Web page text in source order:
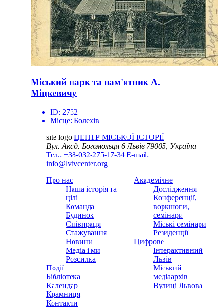
Міський парк та пам'ятник А.
Міцкевичу
ID: 2732
Місце: Болехів
site logo ЦЕНТР МІСЬКОЇ ІСТОРІЇ
Вул. Акад. Богомольця 6Львів 79005, Україна
Тел.: +38-032-275-17-34 E-mail:
info@lvivcenter.org
Про нас
Наша історія та
цілі
Команда
Будинок
Співпраця
Стажування
Новини
Медіа і ми
Розсилка
Події
Бібліотека
Календар
Крамниця
Контакти
Академічне
Дослідження
Конференції,
воркшопи,
семінари
Міські семінари
Резиденції
Цифрове
Інтерактивний
Львів
Міський
медіаархів
Вулиці Львова